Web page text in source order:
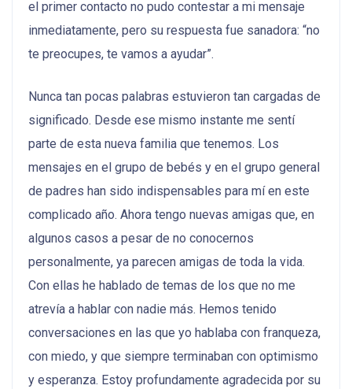
el primer contacto no pudo contestar a mi mensaje
inmediatamente, pero su respuesta fue sanadora: “no
te preocupes, te vamos a ayudar”.
Nunca tan pocas palabras estuvieron tan cargadas de
significado. Desde ese mismo instante me sentí
parte de esta nueva familia que tenemos. Los
mensajes en el grupo de bebés y en el grupo general
de padres han sido indispensables para mí en este
complicado año. Ahora tengo nuevas amigas que, en
algunos casos a pesar de no conocernos
personalmente, ya parecen amigas de toda la vida.
Con ellas he hablado de temas de los que no me
atrevía a hablar con nadie más. Hemos tenido
conversaciones en las que yo hablaba con franqueza,
con miedo, y que siempre terminaban con optimismo
y esperanza. Estoy profundamente agradecida por su